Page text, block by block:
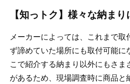
【知っトク】様々な納ま
メーカーによっては、これまで取
ず諦めていた場所にも取付可能に
こで紹介する納まり以外にもさま
があるため、現場調査時に商品と